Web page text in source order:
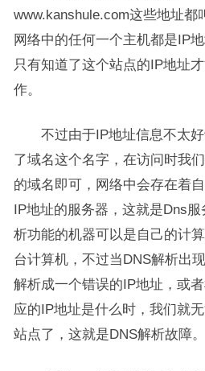
www.kanshule.com这些地址都
网络中的任何一个主机都是IP
只有知道了这个站点的IP地址
作。
不过由于IP地址信息不太好
了域名这个名字，在访问时我
的域名即可，网络中会存在着
IP地址的服务器，这就是Dns
析功能的机器可以是自己的计
台计算机，不过当DNS解析出
解析成一个错误的IP地址，或
应的IP地址是什么时，我们就
站点了，这就是DNS解析故障。